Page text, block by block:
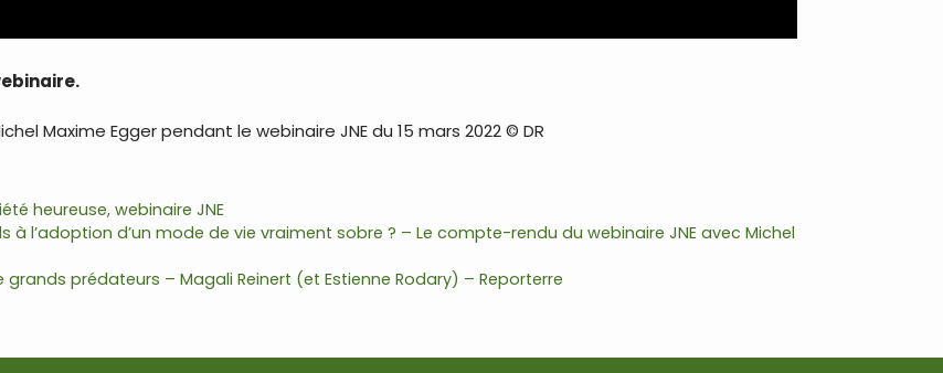
Maxime Egger pendant le webinaire JNE du 15 mars 2022 © DR
heureuse,webinaire JNE
à l’adoption d’un mode de vie vraiment sobre ? – Le compte-rendu du webinaire JNE avec Michel
prédateurs – Magali Reinert (et Estienne Rodary) – Reporterre